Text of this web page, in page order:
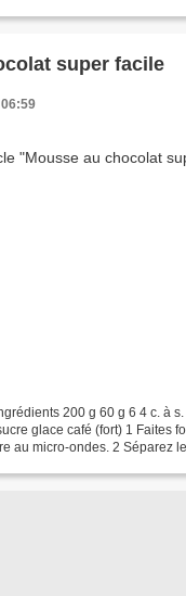
super facile
200 g 60 g 6 4 c. à
glace café (fort) 1 Faites
au micro-ondes. 2 Séparez